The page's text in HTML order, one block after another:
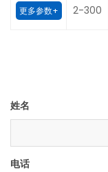
更多参数+ 2-300
姓名
电话